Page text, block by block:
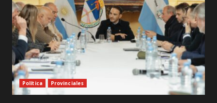
Política Provinciales